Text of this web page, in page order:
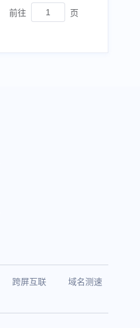
前往 页
跨屏互联
域名测速